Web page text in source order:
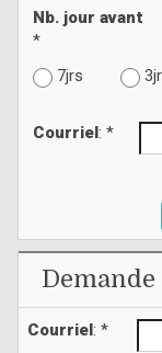
Nb. jour avant
*
7jrs
Courriel : *
Courriel: *